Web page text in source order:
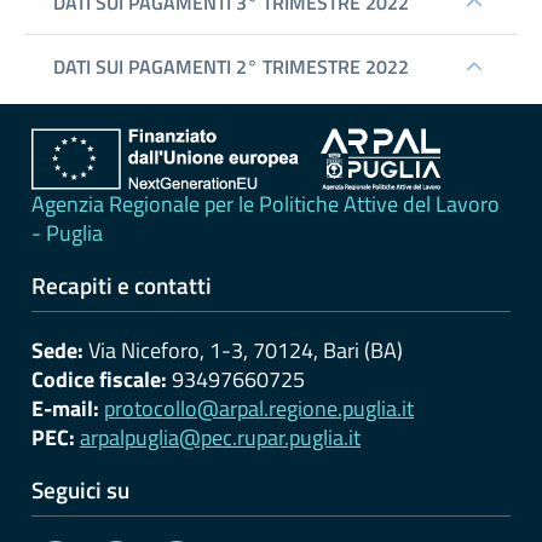
Agenzia Regionale per le Politiche Attive del Lavoro
- Puglia
Recapiti e contatti
Sede:Via Niceforo, 1-3, 70124, Bari (BA)
Codice fiscale:93497660725
E-mail: protocollo@arpal.regione.puglia.it
PEC:arpalpuglia@pec.rupar.puglia.it
Seguici su
Pagamenti
Opere
pubbliche
del
territorio
ambientali